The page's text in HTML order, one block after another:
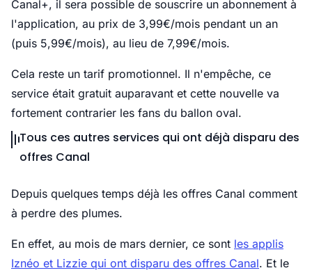
Canal+, il sera possible de souscrire un abonnement à
l'application, au prix de 3,99€/mois pendant un an
(puis 5,99€/mois), au lieu de 7,99€/mois.
Cela reste un tarif promotionnel. Il n'empêche, ce
service était gratuit auparavant et cette nouvelle va
fortement contrarier les fans du ballon oval.
Tous ces autres services qui ont déjà disparu des
offres Canal
Depuis quelques temps déjà les offres Canal comment
à perdre des plumes.
En effet, au mois de mars dernier, ce sont les applis
Iznéo et Lizzie qui ont disparu des offres Canal. Et le